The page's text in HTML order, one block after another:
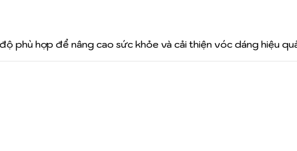
phù hợp để nâng cao sức khỏe và cải thiện vóc dáng hiệu